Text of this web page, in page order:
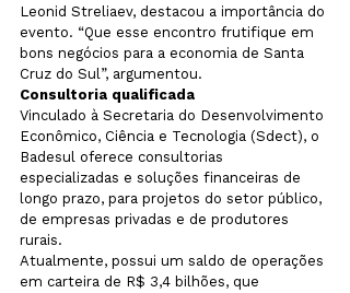
Leonid Streliaev, destacou a importância do
evento. “Que esse encontro frutifique em
bons negócios para a economia de Santa
Cruz do Sul”, argumentou.
Consultoria qualificada
Vinculado à Secretaria do Desenvolvimento
Econômico, Ciência e Tecnologia (Sdect), o
Badesul oferece consultorias
especializadas e soluções financeiras de
longo prazo, para projetos do setor público,
de empresas privadas e de produtores
rurais.
Atualmente, possui um saldo de operações
em carteira de R$ 3,4 bilhões, que